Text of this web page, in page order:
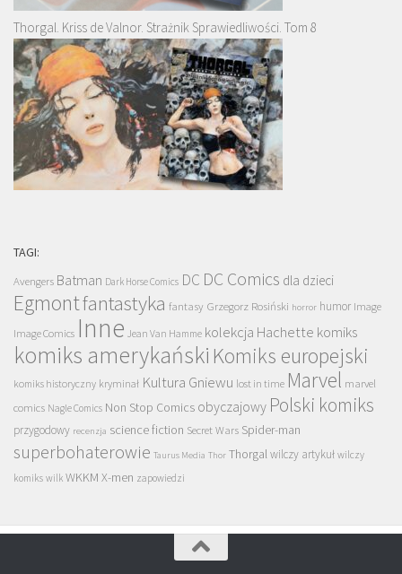
Thorgal. Kriss de Valnor. Strażnik Sprawiedliwości. Tom 8
TAGI:
Avengers Batman Dark Horse Comics DC DC Comics dla dzieci
Egmontfantastyka fantasy Grzegorz Rosiński horror humor Image
Image Comics Inne Jean Van Hamme kolekcja Hachette komiks
komiks amerykański Komiks europejski
komiks historyczny kryminał Kultura Gniewu lost in time Marvel marvel
comics Nagle Comics Non Stop Comics obyczajowy Polski komiks
przygodowy recenzja science fiction Secret Wars Spider-man
superbohaterowie Taurus Media Thor Thorgal wilczy artykuł wilczy
komiks wilk WKKM X-men zapowiedzi